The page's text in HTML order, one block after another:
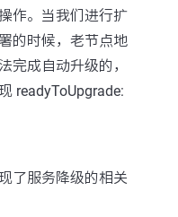
作。当我们进行扩
的时候，老节点地
完成自动升级的，
readyToUpgrade:
了服务降级的相关